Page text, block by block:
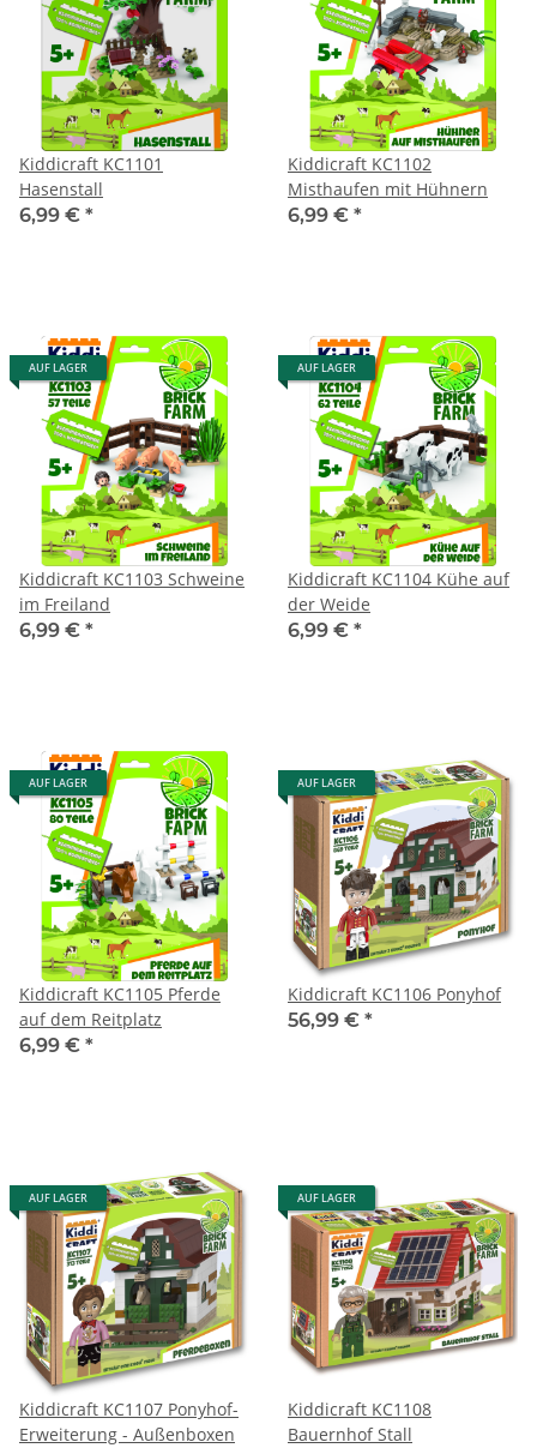
Kiddicraft KC1101
Hasenstall
6,99 € *
Kiddicraft KC1102
Misthaufen mit Hühnern
6,99 € *
AUF LAGER
Kiddicraft KC1103 Schweine
im Freiland
6,99 € *
AUF LAGER
Kiddicraft KC1104 Kühe auf
der Weide
6,99 € *
AUF LAGER
Kiddicraft KC1105 Pferde
auf dem Reitplatz
6,99 € *
AUF LAGER
Kiddicraft KC1106 Ponyhof
56,99 € *
AUF LAGER
Kiddicraft KC1107 Ponyhof-
Erweiterung - Außenboxen
AUF LAGER
Kiddicraft KC1108
Bauernhof Stall